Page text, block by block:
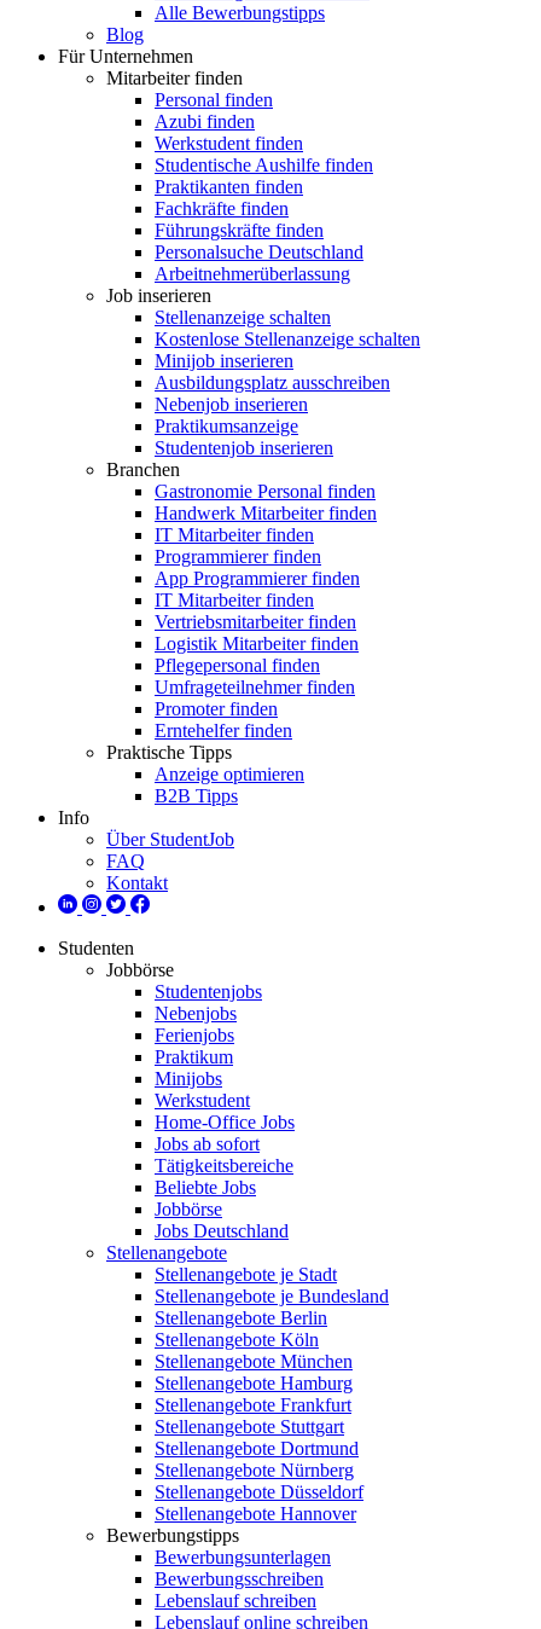
Alle Bewerbungstipps
Blog
Für Unternehmen
Mitarbeiter finden
Personal finden
Azubi finden
Werkstudent finden
Studentische Aushilfe finden
Praktikanten finden
Fachkräfte finden
Führungskräfte finden
Personalsuche Deutschland
Arbeitnehmerüberlassung
Job inserieren
Stellenanzeige schalten
Kostenlose Stellenanzeige schalten
Minijob inserieren
Ausbildungsplatz ausschreiben
Nebenjob inserieren
Praktikumsanzeige
Studentenjob inserieren
Branchen
Gastronomie Personal finden
Handwerk Mitarbeiter finden
IT Mitarbeiter finden
Programmierer finden
App Programmierer finden
IT Mitarbeiter finden
Vertriebsmitarbeiter finden
Logistik Mitarbeiter finden
Pflegepersonal finden
Umfrageteilnehmer finden
Promoter finden
Erntehelfer finden
Praktische Tipps
Anzeige optimieren
B2B Tipps
Info
Über StudentJob
FAQ
Kontakt
Studenten
Jobbörse
Studentenjobs
Nebenjobs
Ferienjobs
Praktikum
Minijobs
Werkstudent
Home-Office Jobs
Jobs ab sofort
Tätigkeitsbereiche
Beliebte Jobs
Jobbörse
Jobs Deutschland
Stellenangebote
Stellenangebote je Stadt
Stellenangebote je Bundesland
Stellenangebote Berlin
Stellenangebote Köln
Stellenangebote München
Stellenangebote Hamburg
Stellenangebote Frankfurt
Stellenangebote Stuttgart
Stellenangebote Dortmund
Stellenangebote Nürnberg
Stellenangebote Düsseldorf
Stellenangebote Hannover
Bewerbungstipps
Bewerbungsunterlagen
Bewerbungsschreiben
Lebenslauf schreiben
Lebenslauf online schreiben